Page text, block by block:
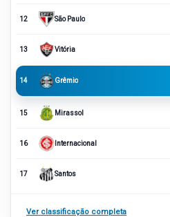
12 São Paulo
13 Vitória
14 Grêmio
15 Mirassol
16 Internacional
17 Santos
Ver classificação completa